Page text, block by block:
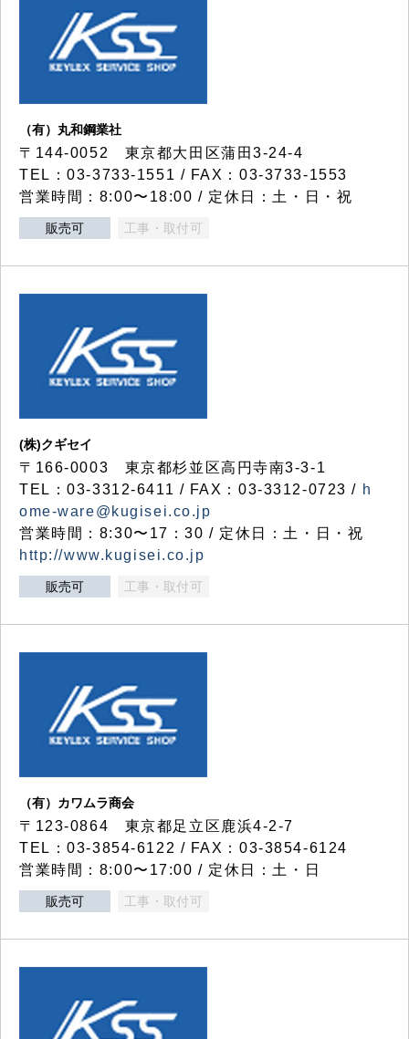
（有）丸和鋼業社
〒144-0052 東京都大田区蒲田3-24-4
TEL：03-3733-1551 / FAX：03-3733-1553
営業時間：8:00〜18:00 / 定休日：土・日・祝
販売可 工事・取付可
(株)クギセイ
〒166-0003 東京都杉並区高円寺南3-3-1
TEL：03-3312-6411 / FAX：03-3312-0723 / h
ome-ware@kugisei.co.jp
営業時間：8:30〜17：30 / 定休日：土・日・祝
http://www.kugisei.co.jp
販売可 工事・取付可
（有）カワムラ商会
〒123-0864 東京都足立区鹿浜4-2-7
TEL：03-3854-6122 / FAX：03-3854-6124
営業時間：8:00〜17:00 / 定休日：土・日
販売可 工事・取付可